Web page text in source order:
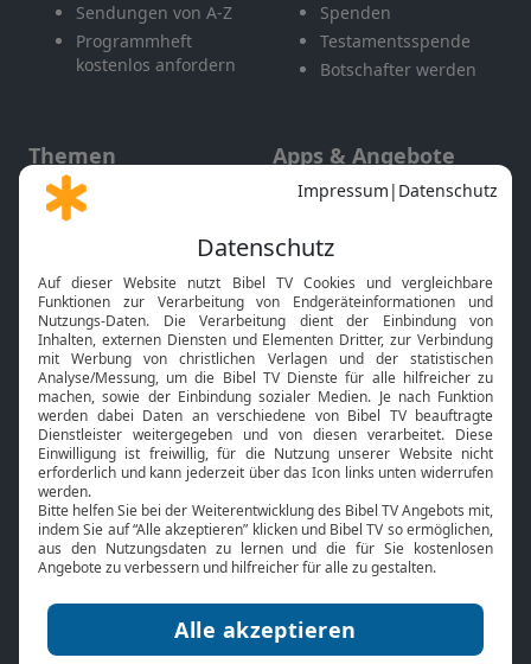
Sendungen von A-Z
Programmheft
kostenlos anfordern
Spenden
Testamentsspende
Botschafter werden
Themen
Gott und Bibel erklärt
Neuigkeiten
Apps & Angebote
Mobile App
Smart TV
HbbTV
Bibelthek Online-Bibel
Nächster Gottesdienst
Bibel TV
Über uns
Jobs
Mediadaten
Service
Kontakt
TV-Empfang